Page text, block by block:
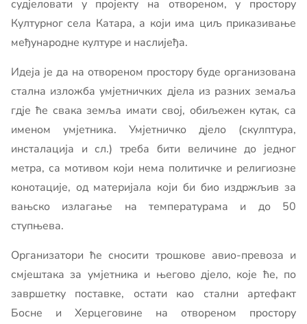
судјеловати у пројекту на отвореном, у простору
Културног села Катара, а који има циљ приказивање
међународне културе и наслијеђа.
Идеја је да на отвореном простору буде организована
стална изложба умјетничких дјела из разних земаља
гдје ће свака земља имати свој, обиљежен кутак, са
именом умјетника. Умјетничко дјело (скулптура,
инсталација и сл.) треба бити величине до једног
метра, са мотивом који нема политичке и религиозне
конотације, од материјала који би био издржљив за
вањско излагање на температурама и до 50
ступњева.
Организатори ће сносити трошкове авио-превоза и
смјештака за умјетника и његово дјело, које ће, по
завршетку поставке, остати као стални артефакт
Босне и Херцеговине на отвореном простору